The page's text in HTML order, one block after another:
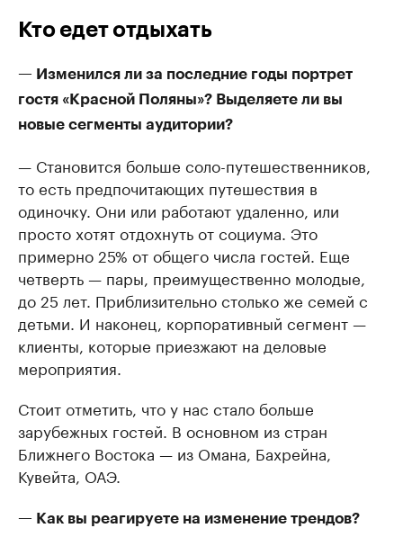
Кто едет отдыхать
— Изменился ли за последние годы портрет
гостя «Красной Поляны»? Выделяете ли вы
новые сегменты аудитории?
— Становится больше соло-путешественников,
то есть предпочитающих путешествия в
одиночку. Они или работают удаленно, или
просто хотят отдохнуть от социума. Это
примерно 25% от общего числа гостей. Еще
четверть — пары, преимущественно молодые,
до 25 лет. Приблизительно столько же семей с
детьми. И наконец, корпоративный сегмент —
клиенты, которые приезжают на деловые
мероприятия.
Стоит отметить, что у нас стало больше
зарубежных гостей. В основном из стран
Ближнего Востока — из Омана, Бахрейна,
Кувейта, ОАЭ.
— Как вы реагируете на изменение трендов?